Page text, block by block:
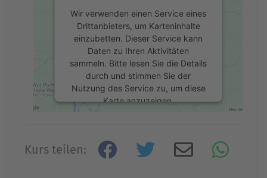
Wir verwenden einen Service eines
Drittanbieters, um Karteninhalte
einzubetten. Dieser Service kann
Daten zu Ihren Aktivitäten
sammeln. Bitte lesen Sie die Details
durch und stimmen Sie der
Nutzung des Service zu, um diese
Karte anzuzeigen.
Kurs teilen: